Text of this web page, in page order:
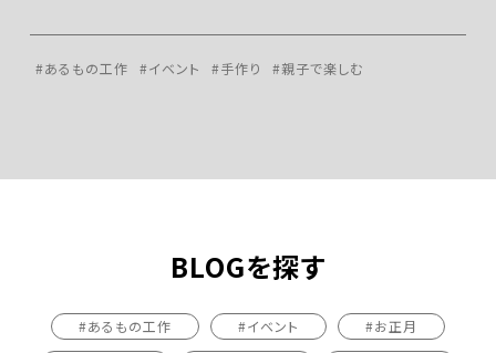
#あるもの工作 #イベント #手作り #親子で楽しむ
BLOGを探す
#あるもの工作 #イベント
#お正月